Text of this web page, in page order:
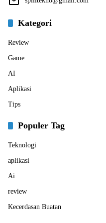
Kategori
Review
Game
AI
Aplikasi
Tips
Populer Tag
Teknologi
aplikasi
Ai
review
Kecerdasan Buatan